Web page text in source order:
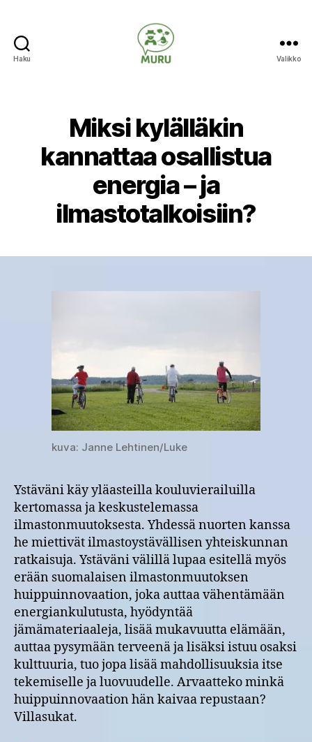
Haku Valikko
Miksi kylälläkin
kannattaa osallistua
energia – ja
ilmastotalkoisiin?
kuva: Janne Lehtinen/Luke
Ystäväni käy yläasteilla kouluvierailuilla
kertomassa ja keskustelemassa
ilmastonmuutoksesta. Yhdessä nuorten kanssa
he miettivät ilmastoystävällisen yhteiskunnan
ratkaisuja. Ystäväni välillä lupaa esitellä myös
erään suomalaisen ilmastonmuutoksen
huippuinnovaation, joka auttaa vähentämään
energiankulutusta, hyödyntää
jämämateriaaleja, lisää mukavuutta elämään,
auttaa pysymään terveenä ja lisäksi istuu osaksi
kulttuuria, tuo jopa lisää mahdollisuuksia itse
tekemiselle ja luovuudelle. Arvaatteko minkä
huippuinnovaation hän kaivaa repustaan?
Villasukat.